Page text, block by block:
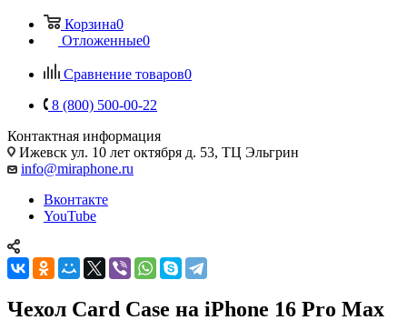
Корзина0
Отложенные0
Сравнение товаров0
8 (800) 500-00-22
Контактная информация
Ижевск ул. 10 лет октября д. 53, ТЦ Эльгрин
info@miraphone.ru
Вконтакте
YouTube
Чехол Card Case на iPhone 16 Pro Max